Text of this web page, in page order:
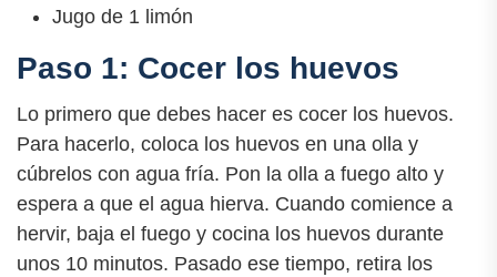
Jugo de 1 limón
Paso 1: Cocer los huevos
Lo primero que debes hacer es cocer los huevos.
Para hacerlo, coloca los huevos en una olla y
cúbrelos con agua fría. Pon la olla a fuego alto y
espera a que el agua hierva. Cuando comience a
hervir, baja el fuego y cocina los huevos durante
unos 10 minutos. Pasado ese tiempo, retira los